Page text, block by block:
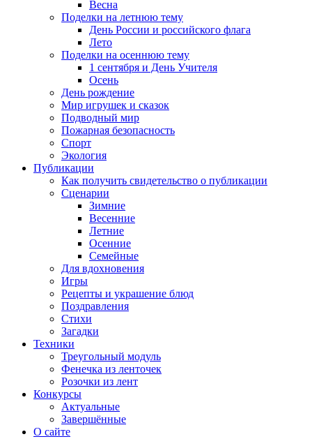
Весна
Поделки на летнюю тему
День России и российского флага
Лето
Поделки на осеннюю тему
1 сентября и День Учителя
Осень
День рождение
Мир игрушек и сказок
Подводный мир
Пожарная безопасность
Спорт
Экология
Публикации
Как получить свидетельство о публикации
Сценарии
Зимние
Весенние
Летние
Осенние
Семейные
Для вдохновения
Игры
Рецепты и украшение блюд
Поздравления
Стихи
Загадки
Техники
Треугольный модуль
Фенечка из ленточек
Розочки из лент
Конкурсы
Актуальные
Завершённые
О сайте